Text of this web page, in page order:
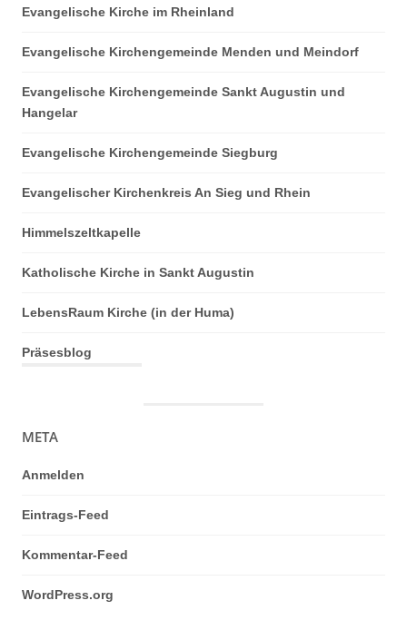
Evangelische Kirche im Rheinland
Evangelische Kirchengemeinde Menden und Meindorf
Evangelische Kirchengemeinde Sankt Augustin und
Hangelar
Evangelische Kirchengemeinde Siegburg
Evangelischer Kirchenkreis An Sieg und Rhein
Himmelszeltkapelle
Katholische Kirche in Sankt Augustin
LebensRaum Kirche (in der Huma)
Präsesblog
META
Anmelden
Eintrags-Feed
Kommentar-Feed
WordPress.org